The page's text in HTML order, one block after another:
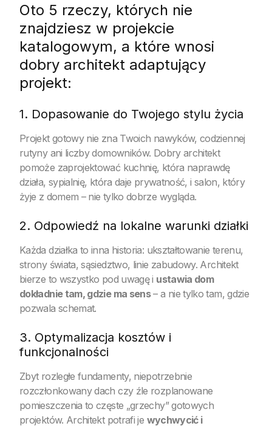
Oto 5 rzeczy, których nie
znajdziesz w projekcie
katalogowym, a które wnosi
dobry architekt adaptujący
projekt:
1. Dopasowanie do Twojego stylu życia
Projekt gotowy nie zna Twoich nawyków, codziennej
rutyny ani liczby domowników. Dobry architekt
pomoże zaprojektować kuchnię, która naprawdę
działa, sypialnię, która daje prywatność, i salon, który
żyje z domem – nie tylko dobrze wygląda.
2. Odpowiedź na lokalne warunki działki
Każda działka to inna historia: ukształtowanie terenu,
strony świata, sąsiedztwo, linie zabudowy. Architekt
bierze to wszystko pod uwagę i ustawia dom
dokładnie tam, gdzie ma sens– a nie tylko tam, gdzie
pozwala schemat.
3. Optymalizacja kosztów i
funkcjonalności
Zbyt rozległe fundamenty, niepotrzebnie
rozczłonkowany dach czy źle rozplanowane
pomieszczenia to częste „grzechy” gotowych
projektów. Architekt potrafi je wychwycić i